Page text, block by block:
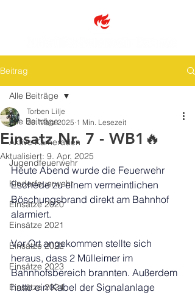
Beitrag
Alle Beiträge
Aktive Kameraden
Jugendfeuerwehr
Kinderfeuerwehr
Einsätze 2020
Einsätze 2021
Einsätze 2022
Einsätze 2023
Einsätze 2024
Alle Beiträge
Einsatz Nr. 7 - WB1🔥
Torben Lilje
28. März 2025 1 Min. Lesezeit
Aktualisiert: 9. Apr. 2025
Heute Abend wurde die Feuerwehr
Eschede zu einem vermeintlichen
Böschungsbrand direkt am Bahnhof
alarmiert.
Vor Ort angekommen stellte sich
heraus, dass 2 Mülleimer im
Bahnhofsbereich brannten. Außerdem
hatte ein Kabel der Signalanlage